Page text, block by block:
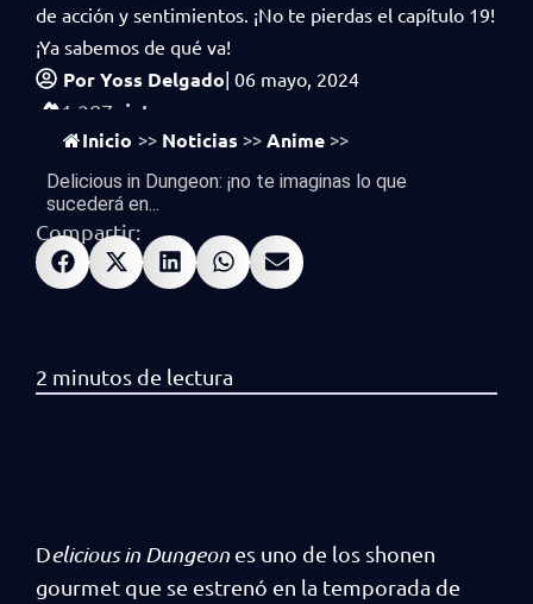
de acción y sentimientos. ¡No te pierdas el capítulo 19!
¡Ya sabemos de qué va!
PorYoss Delgado| 06 mayo, 2024
1,287 vistas
Inicio >> Noticias >> Anime >>
Delicious in Dungeon: ¡no te imaginas lo que
sucederá en...
Compartir:
Delicious in Dungeon es uno de los shonen
gourmet que se estrenó en la temporada de